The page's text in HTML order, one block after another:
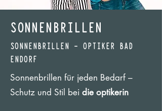
SONNENBRILLEN
SONNENBRILLEN – OPTIKER BAD
ENDORF
Sonnenbrillen für jeden Bedarf –
Schutz und Stil bei die optikerin